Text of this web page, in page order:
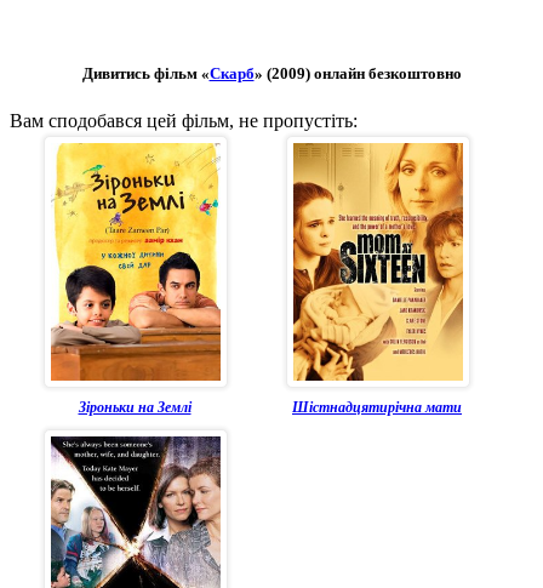
Дивитись фільм «Скарб» (2009) онлайн безкоштовно
Вам сподобався цей фільм, не пропустіть:
Зіроньки на Землі Шістнадцятирічна мати